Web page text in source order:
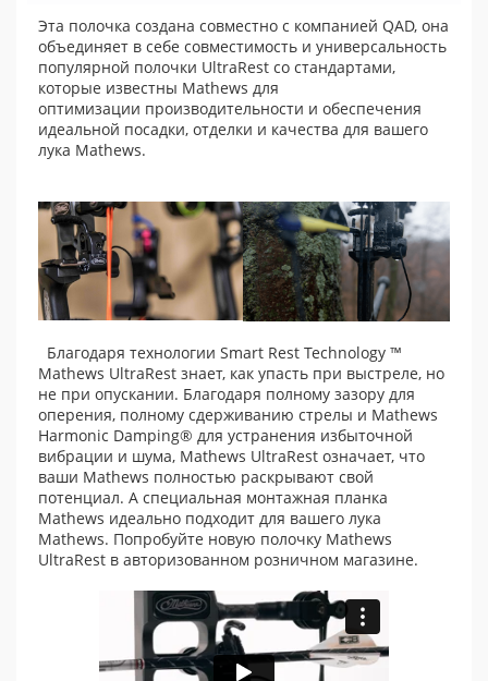
Эта полочка создана совместно с компанией QAD, она
объединяет в себе совместимость и универсальность
популярной полочки UltraRest со стандартами,
которые известны Mathews для
оптимизации производительности и обеспечения
идеальной посадки, отделки и качества для вашего
лука Mathews.
Благодаря технологии Smart Rest Technology ™
Mathews UltraRest знает, как упасть при выстреле, но
не при опускании. Благодаря полному зазору для
оперения, полному сдерживанию стрелы и Mathews
Harmonic Damping® для устранения избыточной
вибрации и шума, Mathews UltraRest означает, что
ваши Mathews полностью раскрывают свой
потенциал. А специальная монтажная планка
Mathews идеально подходит для вашего лука
Mathews. Попробуйте новую полочку Mathews
UltraRest в авторизованном розничном магазине.